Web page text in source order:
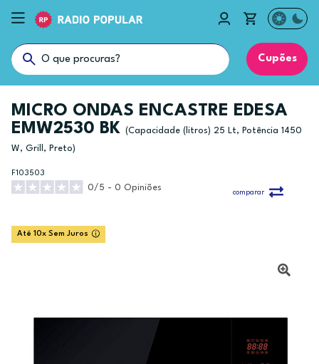
Cupões
MICRO ONDAS ENCASTRE EDESA
EMW2530 BK (Capacidade (litros) 25 Lt, Potência 1450
W, Grill, Preto)
F103503
0/5 - 0 Opiniões
comparar
Até 10x Sem Juros